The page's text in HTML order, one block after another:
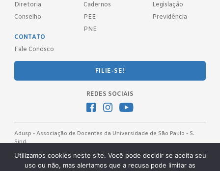
Diretoria
Conselho
Cadernos
PEE
PNE
Legislação
Previdência
CONTATO
Fale Conosco
FILIE-SE!
REDES SOCIAIS
Adusp - Associação de Docentes da Universidade de São Paulo - S.
Sind.
Av. Prof. Almeida Prado, 1366 - São Paulo, SP - CEP 05508-070
Telefones: (11) 3091-4465 / 66 ● (11) 3813-5573 ● (11) 3815-9245 ●
Utilizamos cookies neste site. Você pode decidir se aceita seu
uso ou não, mas alertamos que a recusa pode limitar as